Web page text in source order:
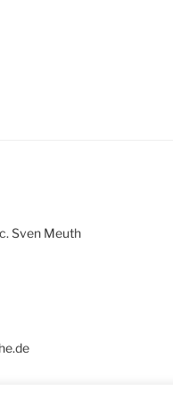
Sven Meuth